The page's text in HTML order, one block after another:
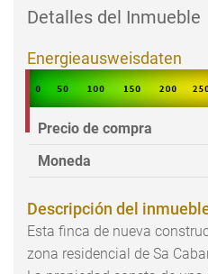
Detalles del Inmueble
Energieausweisdaten
Precio de compra
Moneda
Descripción del
Esta finca de nueva
zona residencial de Sa